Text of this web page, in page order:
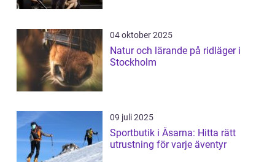
04 oktober 2025
Natur och lärande på ridläger i
Stockholm
09 juli 2025
Sportbutik i Åsarna: Hitta rätt
utrustning för varje äventyr